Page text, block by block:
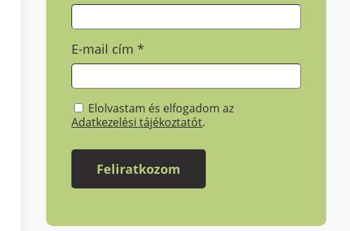
E-mail cím*
Elolvastam és elfogadom az
Adatkezelési tájékoztatót.